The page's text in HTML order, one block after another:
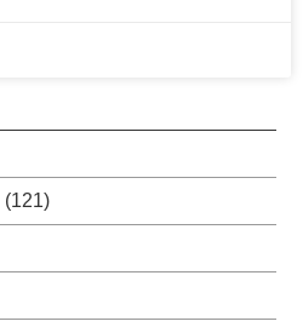
(121)